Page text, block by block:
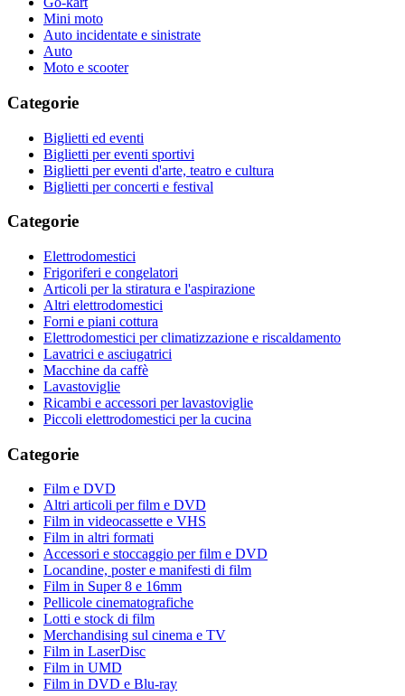
Mini moto
Auto incidentate e sinistrate
Auto
Moto e scooter
Categorie
Biglietti ed eventi
Biglietti per eventi sportivi
Biglietti per eventi d'arte, teatro e cultura
Biglietti per concerti e festival
Categorie
Elettrodomestici
Frigoriferi e congelatori
Articoli per la stiratura e l'aspirazione
Altri elettrodomestici
Forni e piani cottura
Elettrodomestici per climatizzazione e riscaldamento
Lavatrici e asciugatrici
Macchine da caffè
Lavastoviglie
Ricambi e accessori per lavastoviglie
Piccoli elettrodomestici per la cucina
Categorie
Film e DVD
Altri articoli per film e DVD
Film in videocassette e VHS
Film in altri formati
Accessori e stoccaggio per film e DVD
Locandine, poster e manifesti di film
Film in Super 8 e 16mm
Pellicole cinematografiche
Lotti e stock di film
Merchandising sul cinema e TV
Film in LaserDisc
Film in UMD
Film in DVD e Blu-ray